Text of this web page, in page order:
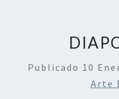
Publicado 10
Arte